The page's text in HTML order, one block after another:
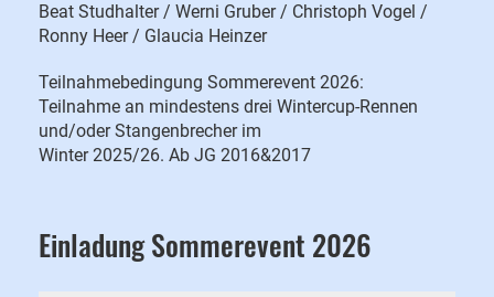
Beat Studhalter / Werni Gruber / Christoph Vogel /
Ronny Heer / Glaucia Heinzer
Teilnahmebedingung Sommerevent 2026:
Teilnahme an mindestens drei Wintercup-Rennen
und/oder Stangenbrecher im
Winter 2025/26. Ab JG 2016&2017
Einladung Sommerevent 2026